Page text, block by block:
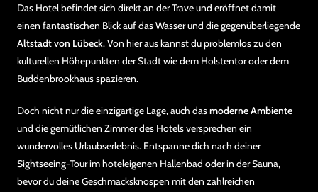
Das Hotel befindet sich direkt an der Trave und eröffnet damit
einen fantastischen Blick auf das Wasser und die gegenüberliegende
Altstadt von Lübeck. Von hier aus kannst du problemlos zu den
kulturellen Höhepunkten der Stadt wie dem Holstentor oder dem
Buddenbrookhaus spazieren.
Doch nicht nur die einzigartige Lage, auch dasmoderne Ambiente
und die gemütlichen Zimmer des Hotels versprechen ein
wundervolles Urlaubserlebnis. Entspanne dich nach deiner
Sightseeing-Tour im hoteleigenen Hallenbad oder in der Sauna,
bevor du deine Geschmacksknospen mit den zahlreichen